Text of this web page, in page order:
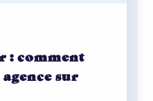
: comment
sur